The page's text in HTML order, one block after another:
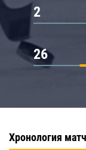
2
26
Хронология